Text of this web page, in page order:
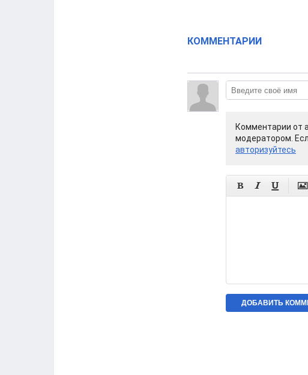
КОММЕНТАРИИ
Комментарии от
модератором.
авторизуйтесь
   